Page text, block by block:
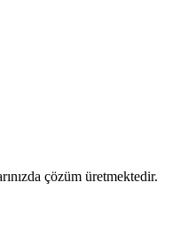
çözüm üretmektedir.